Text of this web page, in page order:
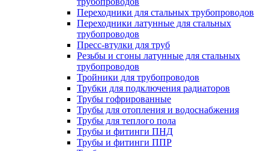
Переходники для стальных трубопроводов
Переходники латунные для стальных
трубопроводов
Пресс-втулки для труб
Резьбы и сгоны латунные для стальных
трубопроводов
Тройники для трубопроводов
Трубки для подключения радиаторов
Трубы гофрированные
Трубы для отопления и водоснабжения
Трубы для теплого пола
Трубы и фитинги ПНД
Трубы и фитинги ППР